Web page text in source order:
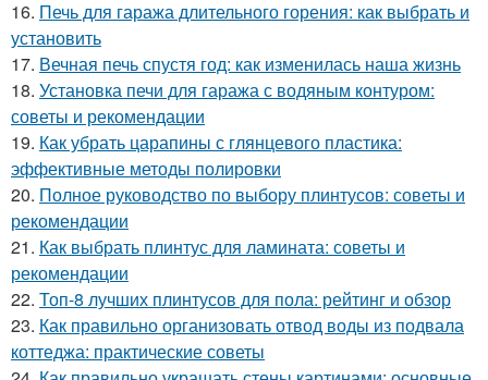
16. Печь для гаража длительного горения: как выбрать и
установить
17. Вечная печь спустя год: как изменилась наша жизнь
18. Установка печи для гаража с водяным контуром:
советы и рекомендации
19. Как убрать царапины с глянцевого пластика:
эффективные методы полировки
20. Полное руководство по выбору плинтусов: советы и
рекомендации
21. Как выбрать плинтус для ламината: советы и
рекомендации
22. Топ-8 лучших плинтусов для пола: рейтинг и обзор
23. Как правильно организовать отвод воды из подвала
коттеджа: практические советы